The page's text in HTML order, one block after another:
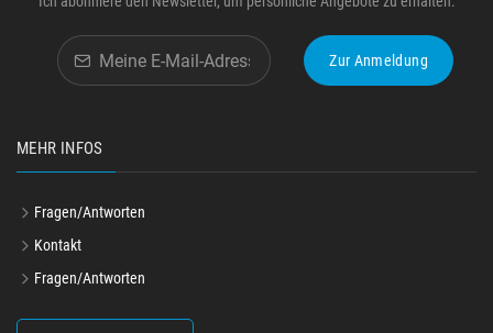
Zur Anmeldung
MEHR INFOS
Fragen/Antworten
Kontakt
Fragen/Antworten